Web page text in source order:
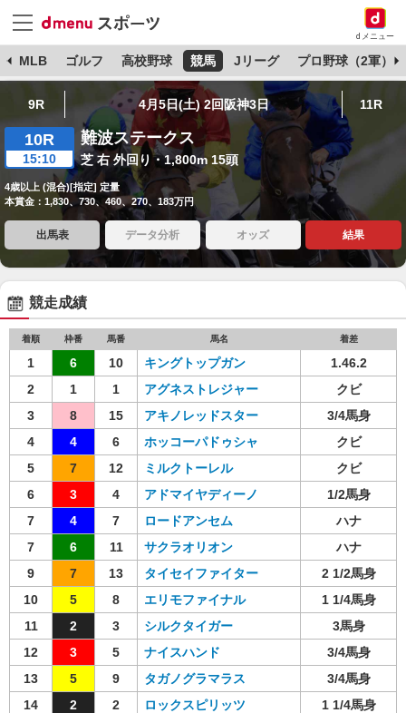
dメニュー
MLB ゴルフ 高校野球 競馬 Jリーグ プロ野球（2軍）
9R 4月5日(土) 2回阪神3日 11R
10R
15:10
難波ステークス
芝 右 外回り・1,800m 15頭
4歳以上 (混合)[指定] 定量
本賞金：1,830、730、460、270、183万円
出馬表 データ分析 オッズ 結果
競走成績
着順 枠番 馬番 馬名 着差
1 6 10 キングトップガン
1.46.2
2
1 1 アグネストレジャー
クビ
3
8 15 アキノレッドスター
3/4馬身
4
4 6 ホッコーパドゥシャ
クビ
5
7 12 ミルクトーレル
クビ
6
3 4 アドマイヤディーノ
1/2馬身
7
4 7 ロードアンセム
ハナ
7
6 11 サクラオリオン
ハナ
9
7 13 タイセイファイター
2 1/2馬身
10
5 8 エリモファイナル
1 1/4馬身
11
2 3 シルクタイガー
3馬身
12
3 5 ナイスハンド
3/4馬身
13
5 9 タガノグラマラス
3/4馬身
14
2 2 ロックスピリッツ
1 1/4馬身